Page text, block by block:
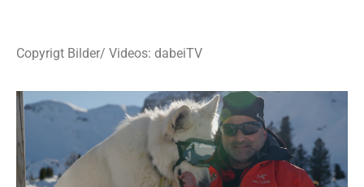
Copyrigt Bilder/ Videos: dabeiTV